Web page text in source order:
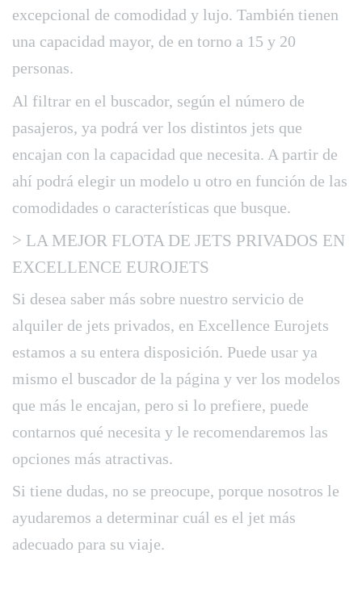
excepcional de comodidad y lujo. También tienen
una capacidad mayor, de en torno a 15 y 20
personas.
Al filtrar en el buscador, según el número de
pasajeros, ya podrá ver los distintos jets que
encajan con la capacidad que necesita. A partir de
ahí podrá elegir un modelo u otro en función de las
comodidades o características que busque.
> LA MEJOR FLOTA DE JETS PRIVADOS EN
EXCELLENCE EUROJETS
Si desea saber más sobre nuestro servicio de
alquiler de jets privados, en Excellence Eurojets
estamos a su entera disposición. Puede usar ya
mismo el buscador de la página y ver los modelos
que más le encajan, pero si lo prefiere, puede
contarnos qué necesita y le recomendaremos las
opciones más atractivas.
Si tiene dudas, no se preocupe, porque nosotros le
ayudaremos a determinar cuál es el jet más
adecuado para su viaje.